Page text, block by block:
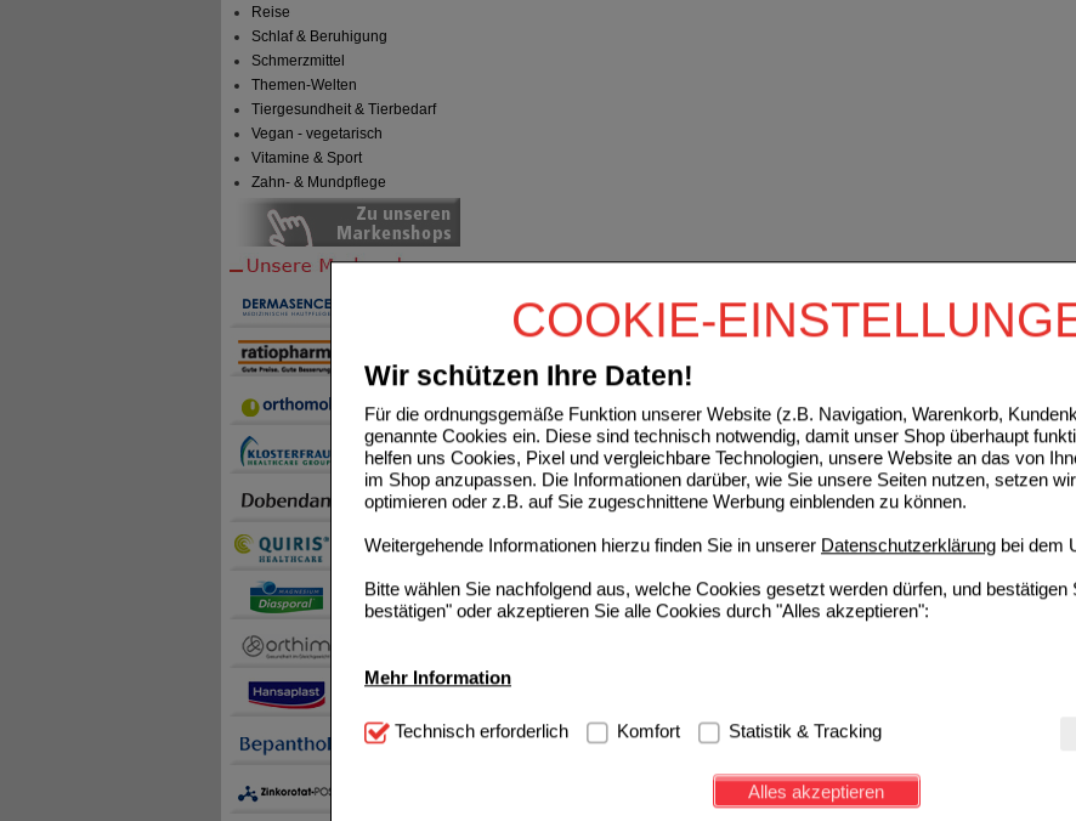
COOKIE-
Wir schützen Ihre Daten!
Für die ordnungsgemäße Funktion unserer Website (z.B. Navigation, Warenkorb,
genannte Cookies ein. Diese sind technisch notwendig, damit unser Shop überhaupt
helfen uns Cookies, Pixel und vergleichbare Technologien, unsere Website an das von
im Shop anzupassen. Die Informationen darüber, wie Sie unsere Seiten nutzen, setzen
optimieren oder z.B. auf Sie zugeschnittene Werbung einblenden zu können.
Weitergehende Informationen hierzu finden Sie in unserer Datenschutzerklärung bei dem
Bitte wählen Sie nachfolgend aus, welche Cookies gesetzt werden dürfen, und
bestätigen" oder akzeptieren Sie alle Cookies durch "Alles akzeptieren":
Mehr Information
Technisch Notwendig: Hierbei handelt es sich um Cookies, die für die Grundfunktionen
notwendig sind (z.B. Navigation, Warenkorb, Kundenkonto), weshalb auf diese nicht
Diese Cookies werden genutzt um das Einkaufserlebnis noch ansprechender
beispielsweise für die Wiedererkennung des Besuchers oder unsere Seite an bevorzugte
Technisch erforderlich Komfort Statistik & Tracking
Alles akzeptieren
Reise
Schlaf & Beruhigung
Schmerzmittel
Themen-Welten
Tiergesundheit & Tierbedarf
Vegan - vegetarisch
Vitamine & Sport
Zahn- & Mundpflege